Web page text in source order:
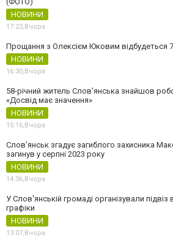
НОВИНИ
17:23, Вчора
Прощання з Олексієм Юковим відбудеться 7
НОВИНИ
16:30, Вчора
58-річний житель Слов'янська знайшов
«Досвід має значення»
НОВИНИ
15:16, Вчора
Слов’янськ згадує загиблого захисника
загинув у серпні 2023 року
НОВИНИ
14:36, Вчора
У Слов'янській громаді організували
графіки
НОВИНИ
13:07, Вчора